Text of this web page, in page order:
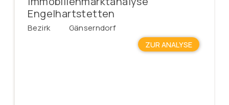
Engelhartstetten
Bezirk Gänserndorf
ZUR ANALYSE